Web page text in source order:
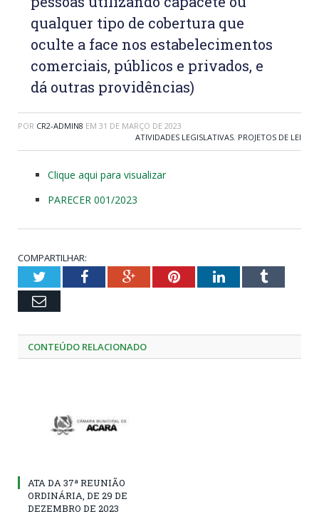
qualquer tipo de cobertura que
oculte a face nos estabelecimentos
comerciais, públicos e privados, e
dá outras providências)
POR CR2-ADMIN8 EM 31 DE MARÇO DE 2023
ATIVIDADES LEGISLATIVAS, PROJETOS DE LEI
Clique aqui para visualizar
PARECER 001/2023
COMPARTILHAR:
TwitterFacebookGoogle+PinterestLinkedInTumblr
Email
CONTEÚDO RELACIONADO
ATA DA 37ª REUNIÃO
ORDINÁRIA, DE 29 DE
DEZEMBRO DE 2023